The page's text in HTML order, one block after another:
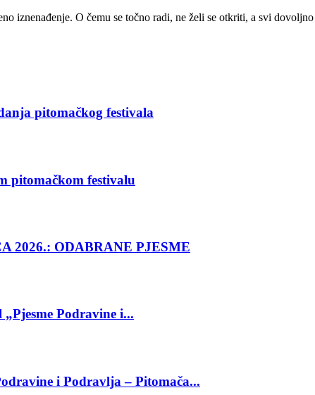
iznenađenje. O čemu se točno radi, ne želi se otkriti, a svi
pitomačkog festivala
pitomačkom festivalu
2026.: ODABRANE PJESME
Podravine i...
i Podravlja – Pitomača...